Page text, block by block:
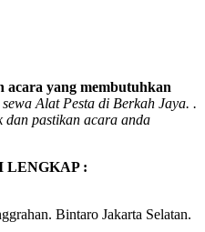
acara yang membutuhkan
Alat Pesta di Berkah Jaya. .
dan pastikan acara anda
LENGKAP :
Bintaro Jakarta Selatan.